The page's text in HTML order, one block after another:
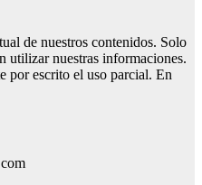
de nuestros contenidos. Solo
utilizar nuestras informaciones.
por escrito el uso parcial. En